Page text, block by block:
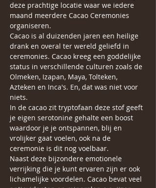
deze prachtige locatie waar we iedere
maand meerdere Cacao Ceremonies
organiseren.
Cacao is al duizenden jaren een heilige
drank en overal ter wereld geliefd in
ceremonies. Cacao kreeg een goddelijke
status in verschillende culturen zoals de
Olmeken, Izapan, Maya, Tolteken,
Azteken en Inca's. En, dat was niet voor
niets.
In de cacao zit tryptofaan deze stof geeft
je eigen serotonine gehalte een boost
waardoor je je ontspannen, blij en
vrolijker gaat voelen, ook na de
ceremonie is dit nog voelbaar.
Naast deze bijzondere emotionele
verrijking die je kunt ervaren zijn er ook
lichamelijke voordelen. Cacao bevat veel